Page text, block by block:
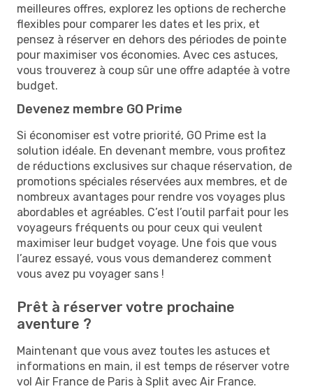
meilleures offres, explorez les options de recherche
flexibles pour comparer les dates et les prix, et
pensez à réserver en dehors des périodes de pointe
pour maximiser vos économies. Avec ces astuces,
vous trouverez à coup sûr une offre adaptée à votre
budget.
Devenez membre GO Prime
Si économiser est votre priorité, GO Prime est la
solution idéale. En devenant membre, vous profitez
de réductions exclusives sur chaque réservation, de
promotions spéciales réservées aux membres, et de
nombreux avantages pour rendre vos voyages plus
abordables et agréables. C’est l’outil parfait pour les
voyageurs fréquents ou pour ceux qui veulent
maximiser leur budget voyage. Une fois que vous
l’aurez essayé, vous vous demanderez comment
vous avez pu voyager sans !
Prêt à réserver votre prochaine
aventure ?
Maintenant que vous avez toutes les astuces et
informations en main, il est temps de réserver votre
vol Air France de Paris à Split avec Air France.